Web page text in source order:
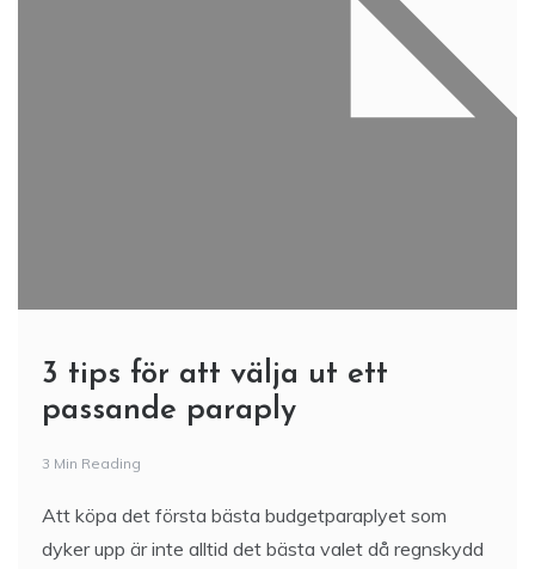
3 tips för att välja ut ett
passande paraply
3 Min Reading
Att köpa det första bästa budgetparaplyet som
dyker upp är inte alltid det bästa valet då regnskydd